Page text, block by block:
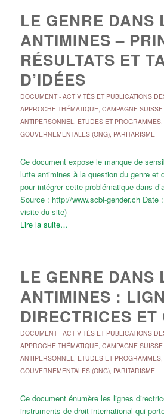
LE GENRE DANS
ANTIMINES –
RÉSULTATS ET
D’IDÉES
DOCUMENT- ACTIVITÉS ET PUBLICATIONS
APPROCHE THÉMATIQUE, CAMPAGNE
ANTIPERSONNEL, ETUDES ET PROGRAMMES,
GOUVERNEMENTALES (ONG), PARITARISME
Ce document expose le manque de
lutte antimines à la question du genre et
pour intégrer cette problématique dans
Source : http://www.scbl-gender.ch Date
visite du site)
Lire la suite…
LE GENRE DANS
ANTIMINES :
DIRECTRICES ET
DOCUMENT- ACTIVITÉS ET PUBLICATIONS
APPROCHE THÉMATIQUE, CAMPAGNE
ANTIPERSONNEL, ETUDES ET PROGRAMMES,
GOUVERNEMENTALES (ONG), PARITARISME
Ce document énumère les lignes
instruments de droit international qui